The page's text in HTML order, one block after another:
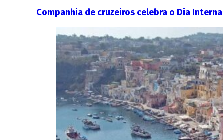
Companhia de cruzeiros celebra o Dia